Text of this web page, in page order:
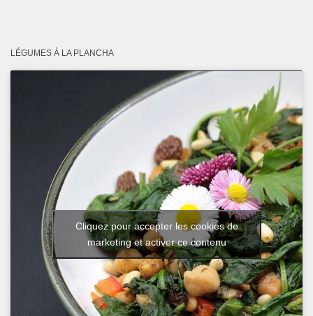
LÉGUMES À LA PLANCHA
Cliquez pour accepter les cookies de
marketing et activer ce contenu